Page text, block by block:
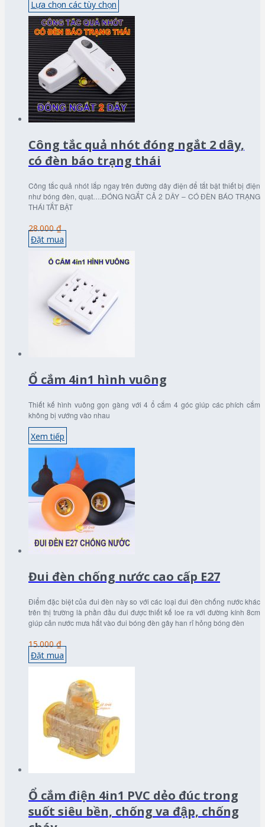
Lựa chọn các tùy chọn
Công tắc quả nhót đóng ngắt 2 dây,
có đèn báo trạng thái
Công tắc quả nhót lắp ngay trên đường dây điện để tắt bật thiết bị điện
như bóng đèn, quạt….ĐÓNG NGẮT CẢ 2 DÂY – CÓ ĐÈN BÁO TRẠNG
THÁI TẮT BẬT
28.000 ₫
Đặt mua
Ổ cắm 4in1 hình vuông
Thiết kế hình vuông gọn gàng với 4 ổ cắm 4 góc giúp các phích cắm
không bị vướng vào nhau
Xem tiếp
Đui đèn chống nước cao cấp E27
Điểm đặc biệt của đui đèn này so với các loại đui đèn chống nước khác
trên thị trường là phần đầu đui được thiết kế loe ra với đường kính 8cm
giúp cản nước mưa hắt vào đui bóng đèn gây han rỉ hỏng bóng đèn
15.000 ₫
Đặt mua
Ổ cắm điện 4in1 PVC dẻo đúc trong
suốt siêu bền, chống va đập, chống